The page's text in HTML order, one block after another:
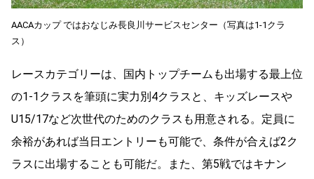
AACAカップ ではおなじみ長良川サービスセンター（写真は1-1クラ
ス）
レースカテゴリーは、国内トップチームも出場する最上位
の1-1クラスを筆頭に実力別4クラスと、キッズレースや
U15/17など次世代のためのクラスも用意される。定員に
余裕があれば当日エントリーも可能で、条件が合えば2ク
ラスに出場することも可能だ。また、第5戦ではキナン